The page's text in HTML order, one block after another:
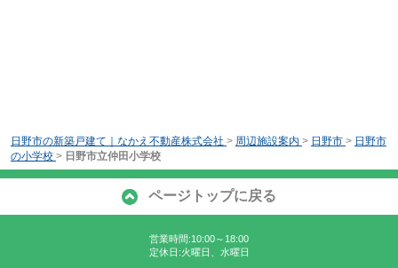
日野市の新築戸建て｜なかえ不動産株式会社 > 周辺施設案内 > 日野市 > 日野市
の小学校 > 日野市立仲田小学校
ページトップに戻る
営業時間:10:00～18:00
定休日:火曜日、水曜日